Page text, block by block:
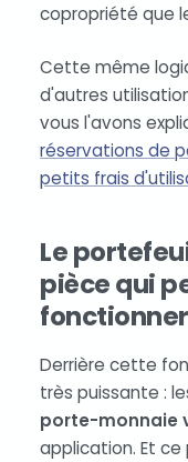
copropriété que
Cette même
d'autres
vous l'avons
réservations de
petits frais
Le
pièce qui
fonctionner
Derrière cette
très puissante :
porte-monnaie
application. Et